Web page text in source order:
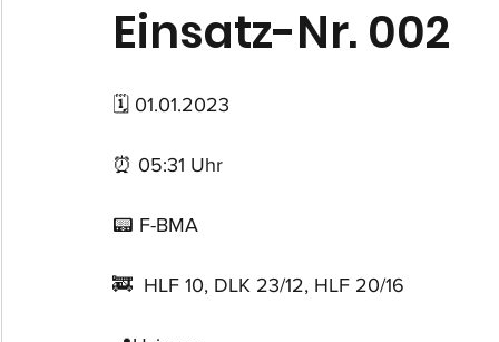
Einsatz-Nr. 002
🗓 01.01.2023
⏰ 05:31 Uhr
📟 F-BMA
🚒  HLF 10, DLK 23/12, HLF 20/16